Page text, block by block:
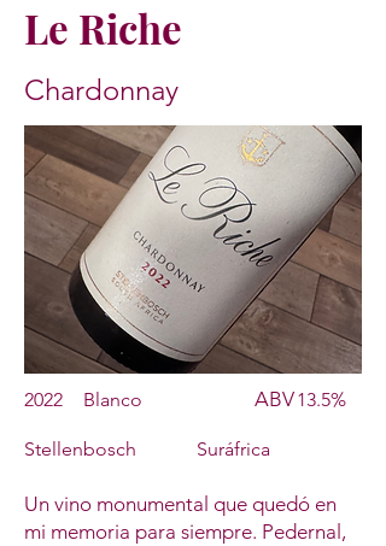
Le Riche
Chardonnay
2022 Blanco 13.5%
ABV
Stellenbosch Suráfrica
Un vino monumental que quedó en
mi memoria para siempre. Pedernal,